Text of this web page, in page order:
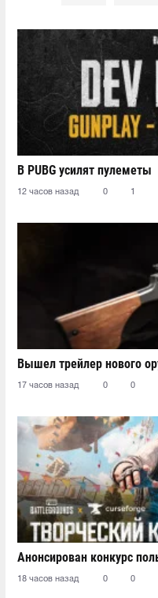
В PUBG усилят пулеметы
12 часов назад 0 1
Вышел трейлер нового
17 часов назад 0 0
Анонсирован конкурс
18 часов назад 0 0